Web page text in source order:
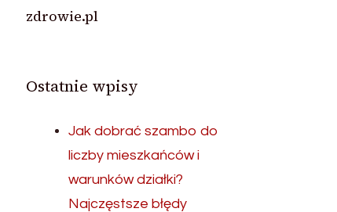
zdrowie.pl
Ostatnie wpisy
Jak dobrać szambo do
liczby mieszkańców i
warunków działki?
Najczęstsze błędy